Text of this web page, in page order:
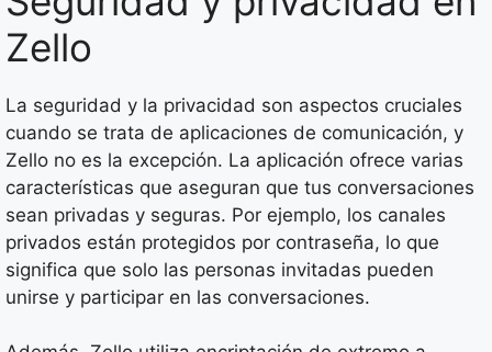
Zello
La seguridad y la privacidad son aspectos cruciales
cuando se trata de aplicaciones de comunicación, y
Zello no es la excepción. La aplicación ofrece varias
características que aseguran que tus conversaciones
sean privadas y seguras. Por ejemplo, los canales
privados están protegidos por contraseña, lo que
significa que solo las personas invitadas pueden
unirse y participar en las conversaciones.